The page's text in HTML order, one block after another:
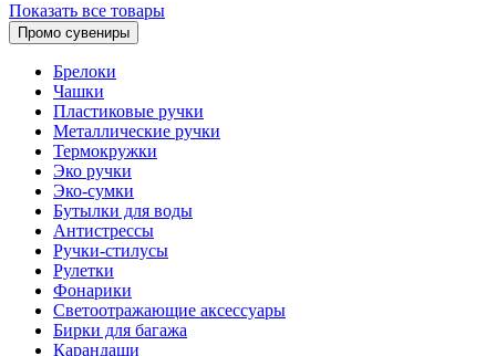
Показать все товары
Промо сувениры
Брелоки
Чашки
Пластиковые ручки
Металлические ручки
Термокружки
Эко ручки
Эко-сумки
Бутылки для воды
Антистрессы
Ручки-стилусы
Рулетки
Фонарики
Светоотражающие аксессуары
Бирки для багажа
Карандаши